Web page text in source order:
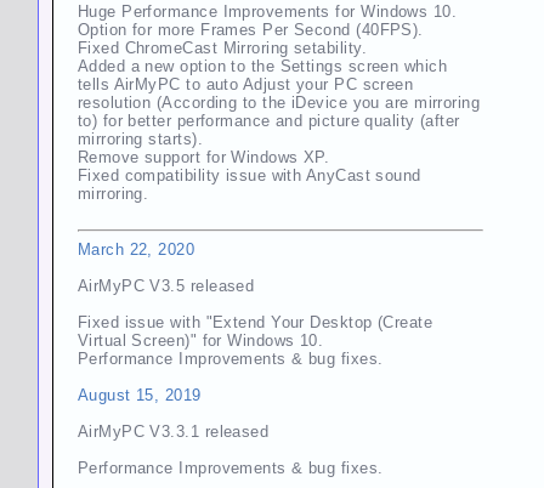
Huge Performance Improvements for Windows 10.
Option for more Frames Per Second (40FPS).
Fixed ChromeCast Mirroring setability.
Added a new option to the Settings screen which
tells AirMyPC to auto Adjust your PC screen
resolution (According to the iDevice you are mirroring
to) for better performance and picture quality (after
mirroring starts).
Remove support for Windows XP.
Fixed compatibility issue with AnyCast sound
mirroring.
March 22, 2020
AirMyPC V3.5 released
Fixed issue with "Extend Your Desktop (Create
Virtual Screen)" for Windows 10.
Performance Improvements & bug fixes.
August 15, 2019
AirMyPC V3.3.1 released
Performance Improvements & bug fixes.